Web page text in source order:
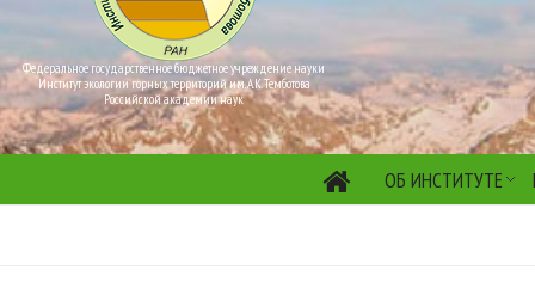
Федеральное государственное бюджетное учреждение науки
Институт экологии горных территорий им. А.К. Темботова
Российской академии наук
ОБ ИНСТИТУТЕ